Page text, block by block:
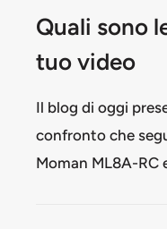
Quali sono
tuo video
Il blog di oggi
confronto che
Moman ML8A-RC